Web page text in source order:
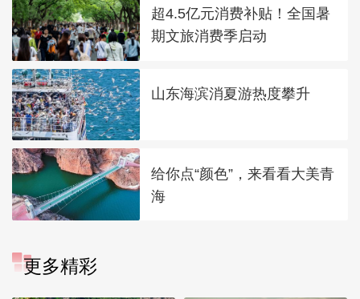
超4.5亿元消费补贴！全国暑
期文旅消费季启动
山东海滨消夏游热度攀升
给你点“颜色”，来看看大美青
海
更多精彩